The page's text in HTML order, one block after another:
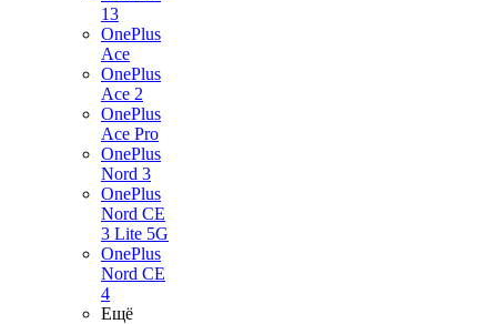
13
OnePlus
Ace
OnePlus
Ace 2
OnePlus
Ace Pro
OnePlus
Nord 3
OnePlus
Nord CE
3 Lite 5G
OnePlus
Nord CE
4
Ещё